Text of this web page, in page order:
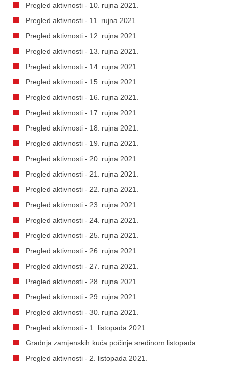
Pregled aktivnosti - 10. rujna 2021.
Pregled aktivnosti - 11. rujna 2021.
Pregled aktivnosti - 12. rujna 2021.
Pregled aktivnosti - 13. rujna 2021.
Pregled aktivnosti - 14. rujna 2021.
Pregled aktivnosti - 15. rujna 2021.
Pregled aktivnosti - 16. rujna 2021.
Pregled aktivnosti - 17. rujna 2021.
Pregled aktivnosti - 18. rujna 2021.
Pregled aktivnosti - 19. rujna 2021.
Pregled aktivnosti - 20. rujna 2021.
Pregled aktivnosti - 21. rujna 2021.
Pregled aktivnosti - 22. rujna 2021.
Pregled aktivnosti - 23. rujna 2021.
Pregled aktivnosti - 24. rujna 2021.
Pregled aktivnosti - 25. rujna 2021.
Pregled aktivnosti - 26. rujna 2021.
Pregled aktivnosti - 27. rujna 2021.
Pregled aktivnosti - 28. rujna 2021.
Pregled aktivnosti - 29. rujna 2021.
Pregled aktivnosti - 30. rujna 2021.
Pregled aktivnosti - 1. listopada 2021.
Gradnja zamjenskih kuća počinje sredinom listopada
Pregled aktivnosti - 2. listopada 2021.